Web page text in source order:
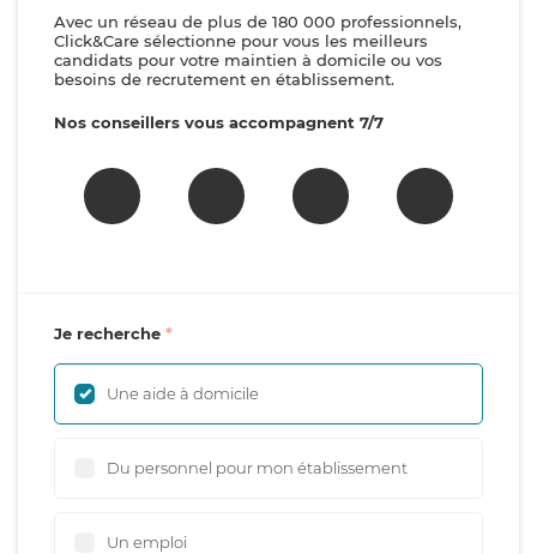
Avec un réseau de plus de 180 000 professionnels,
Click&Care sélectionne pour vous les meilleurs
candidats pour votre maintien à domicile ou vos
besoins de recrutement en établissement.
Nos conseillers vous accompagnent 7/7
Je recherche
Une aide à domicile
Du personnel pour mon établissement
Un emploi